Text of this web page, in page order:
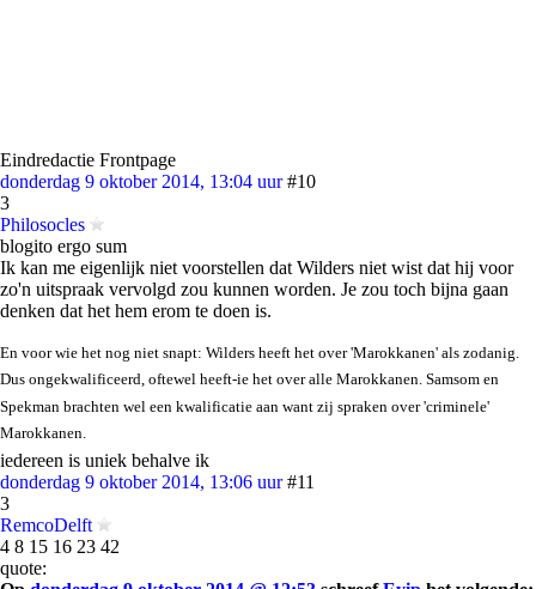
Eindredactie Frontpage
donderdag 9 oktober 2014, 13:04 uur #10
3
Philosocles
blogito ergo sum
Ik kan me eigenlijk niet voorstellen dat Wilders niet wist dat hij voor
zo'n uitspraak vervolgd zou kunnen worden. Je zou toch bijna gaan
denken dat het hem erom te doen is.
En voor wie het nog niet snapt: Wilders heeft het over 'Marokkanen' als zodanig.
Dus ongekwalificeerd, oftewel heeft-ie het over alle Marokkanen. Samsom en
Spekman brachten wel een kwalificatie aan want zij spraken over 'criminele'
Marokkanen.
iedereen is uniek behalve ik
donderdag 9 oktober 2014, 13:06 uur #11
3
RemcoDelft
4 8 15 16 23 42
quote: